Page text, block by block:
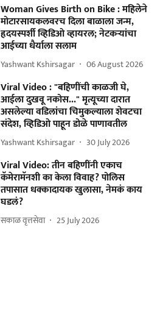
Woman Gives Birth on Bike : महिलेने
मोटारसायकलवरच दिला बाळाला जन्म,
हृदयस्पर्शी व्हिडिओ व्हायरल; नेटकऱ्यांचा
आईच्या धैर्याला सलाम
Yashwant Kshirsagar 06 August 2026
Viral Video : "बहि‍णींची काळजी घे,
आईला दुखवू नकोस..." मृत्यूच्या दारात
असलेल्या वडिलांचा चिमुकल्याला शेवटचा
संदेश, व्हिडिओ पाहून डोळे पाणावतील
Yashwant Kshirsagar 30 July 2026
Viral Video: तीन बहिणींनी एकाच
कॅमेरामॅनशी का केला विवाह? पोलिस
तपासात धक्कादायक खुलासा, नेमकं काय
घडलं?
सकाळ वृत्तसेवा 25 July 2026